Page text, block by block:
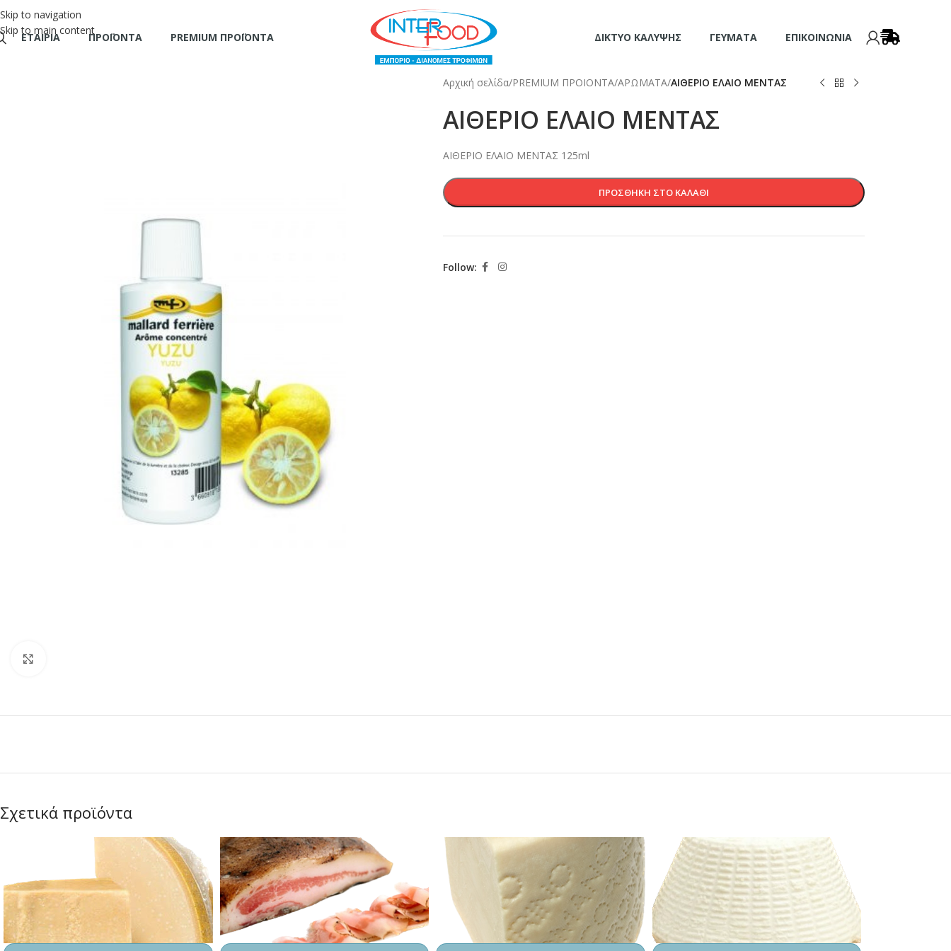
Skip to navigation
Skip to main content
ΕΤΑΙΡΊΑ ΠΡΟΪΌΝΤΑ PREMIUM ΠΡΟΪΟΝΤΑ ΔΊΚΤΥΟ ΚΆΛΥΨΗΣ ΓΕΎΜΑΤΑ ΕΠΙΚΟΙΝΩΝΊΑ
Αρχική σελίδα/PREMIUM ΠΡΟΙΟΝΤΑ/ΑΡΩΜΑΤΑ/ΑΙΘΕΡΙΟ ΕΛΑΙΟ ΜΕΝΤΑΣ
ΑΙΘΕΡΙΟ ΕΛΑΙΟ ΜΕΝΤΑΣ
ΑΙΘΕΡΙΟ ΕΛΑΙΟ ΜΕΝΤΑΣ 125ml
ΠΡΟΣΘΉΚΗ ΣΤΟ ΚΑΛΆΘΙ
Follow:
Σχετικά προϊόντα